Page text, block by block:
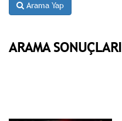
Arama Yap
ARAMA SONUÇLARI